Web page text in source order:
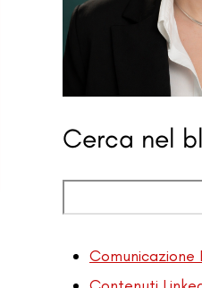
Cerca nel
Comunicazione